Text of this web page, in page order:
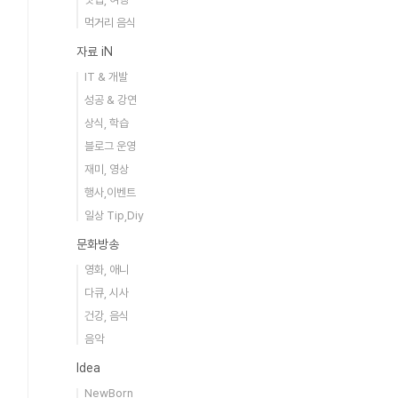
먹거리 음식
자료 iN
IT & 개발
성공 & 강연
상식, 학습
블로그 운영
재미, 영상
행사,이벤트
일상 Tip,Diy
문화방송
영화, 애니
다큐, 시사
건강, 음식
음악
Idea
NewBorn